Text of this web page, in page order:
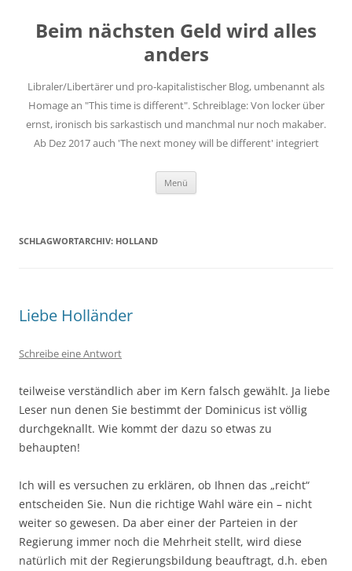
springen
Beim nächsten Geld wird alles
anders
Libraler/Libertärer und pro-kapitalistischer Blog, umbenannt als
Homage an "This time is different". Schreiblage: Von locker über
ernst, ironisch bis sarkastisch und manchmal nur noch makaber.
Ab Dez 2017 auch 'The next money will be different' integriert
Menü
SCHLAGWORTARCHIV: HOLLAND
Liebe Holländer
Schreibe eine Antwort
teilweise verständlich aber im Kern falsch gewählt. Ja liebe
Leser nun denen Sie bestimmt der Dominicus ist völlig
durchgeknallt. Wie kommt der dazu so etwas zu
behaupten!
Ich will es versuchen zu erklären, ob Ihnen das „reicht“
entscheiden Sie. Nun die richtige Wahl wäre ein – nicht
weiter so gewesen. Da aber einer der Parteien in der
Regierung immer noch die Mehrheit stellt, wird diese
natürlich mit der Regierungsbildung beauftragt, d.h. eben